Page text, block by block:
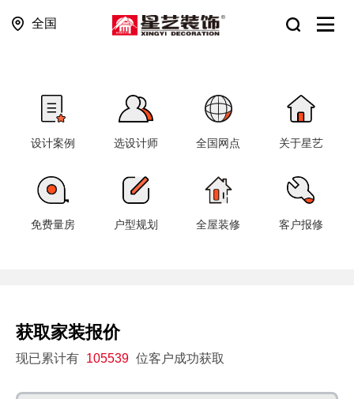
全国
设计案例 选设计师 全国网点 关于星艺
免费量房 户型规划 全屋装修 客户报修
获取家装报价
现已累计有 105539 位客户成功获取